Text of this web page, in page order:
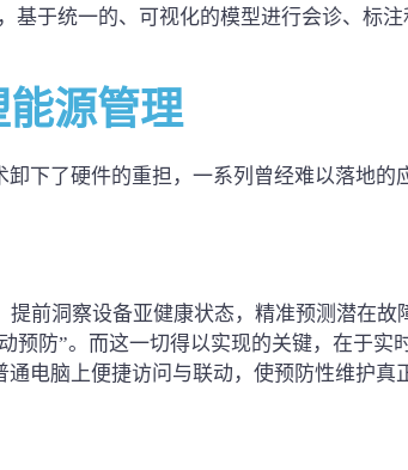
基于统一的、可视化的模型进行会诊、标注
源管理
下了硬件的重担，一系列曾经难以落地的
前洞察设备亚健康状态，精准预测潜在故
预防”。而这一切得以实现的关键，在于实
电脑上便捷访问与联动，使预防性维护真